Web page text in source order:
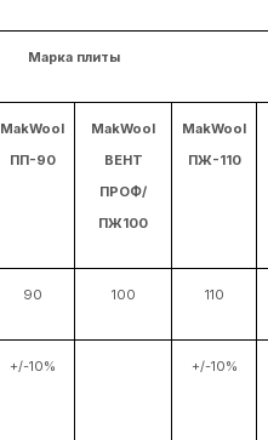
Марка плиты
MakWool
ПП-90
MakWool
ВЕНТ
ПРОФ/
ПЖ100
MakWool
ПЖ-110
90 100 110
+/-10% +/-10%